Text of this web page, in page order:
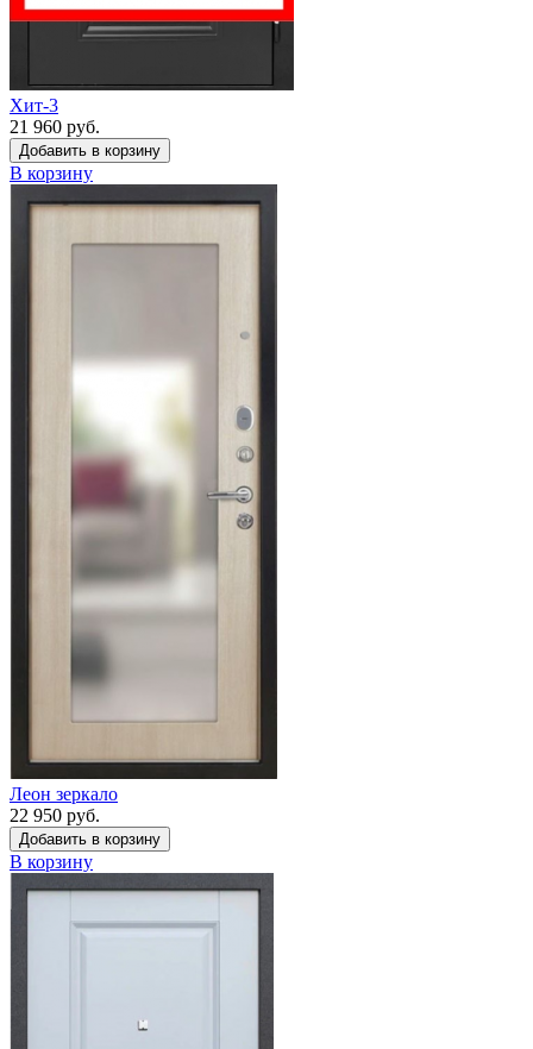
Хит-3
21 960 руб.
Добавить в корзину
В корзину
Леон зеркало
22 950 руб.
Добавить в корзину
В корзину